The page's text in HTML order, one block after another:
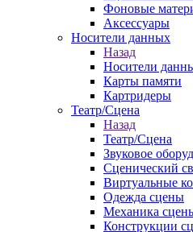
Фоновые
Аксессуары
Носители данных
Назад
Носители
Карты памяти
Картридеры
Театр/Сцена
Назад
Театр/Сцена
Звуковое
Сценический
Виртуальные
Одежда сцены
Механика
Конструкции